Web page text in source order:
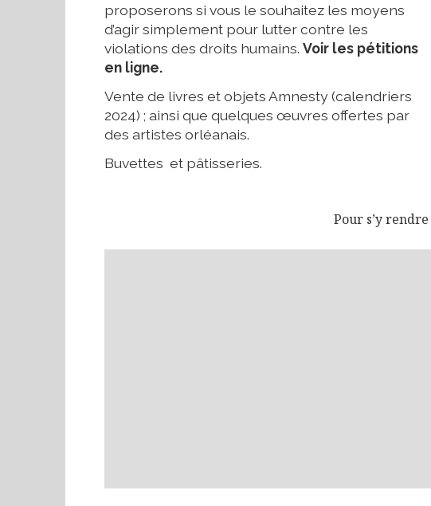
proposerons si vous le souhaitez les moyens
d’agir simplement pour lutter contre les
violations des droits humains. Voir les pétitions
en ligne.
Vente de livres et objets Amnesty (calendriers
2024) ; ainsi que quelques œuvres offertes par
des artistes orléanais.
Buvettes et pâtisseries.
Pour s’y